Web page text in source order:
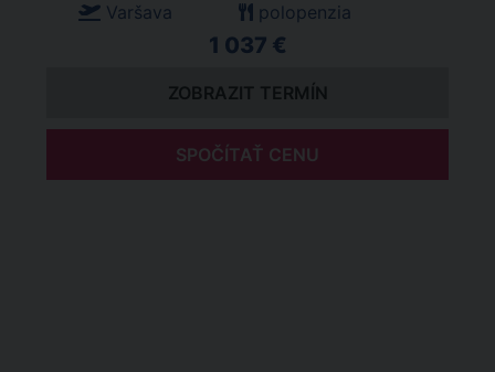
Varšava
polopenzia
1 037 €
ZOBRAZIT TERMÍN
SPOČÍTAŤ CENU